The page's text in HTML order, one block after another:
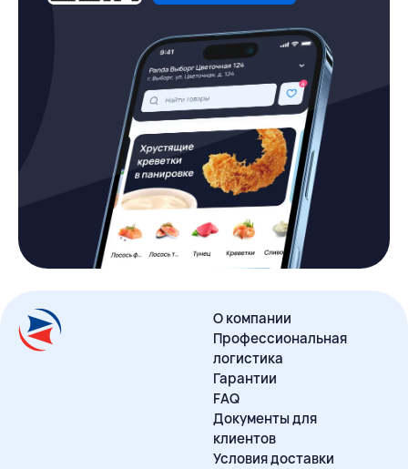
О компании
Профессиональная
логистика
Гарантии
FAQ
Документы для
клиентов
Условия доставки